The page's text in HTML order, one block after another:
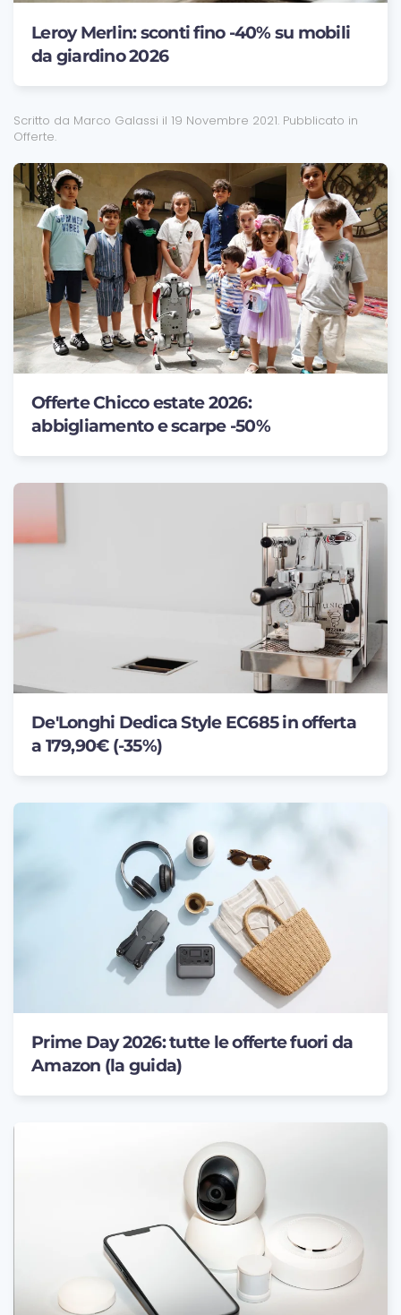
Leroy Merlin: sconti fino -40% su mobili
da giardino 2026
Scritto da Marco Galassi il 19 Novembre 2021. Pubblicato in
Offerte.
Offerte Chicco estate 2026:
abbigliamento e scarpe -50%
De'Longhi Dedica Style EC685 in offerta
a 179,90€ (-35%)
Prime Day 2026: tutte le offerte fuori da
Amazon (la guida)